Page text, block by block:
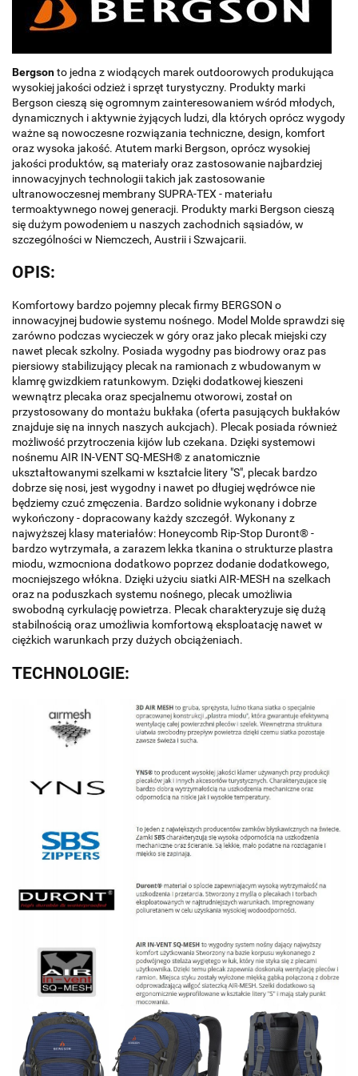
Bergsonto jedna z wiodących marek outdoorowych produkująca
wysokiej jakości odzież i sprzęt turystyczny. Produkty marki
Bergson cieszą się ogromnym zainteresowaniem wśród młodych,
dynamicznych i aktywnie żyjących ludzi, dla których oprócz wygody
ważne są nowoczesne rozwiązania techniczne, design, komfort
oraz wysoka jakość. Atutem marki Bergson, oprócz wysokiej
jakości produktów, są materiały oraz zastosowanie najbardziej
innowacyjnych technologii takich jak zastosowanie
ultranowoczesnej membrany SUPRA-TEX - materiału
termoaktywnego nowej generacji. Produkty marki Bergson cieszą
się dużym powodeniem u naszych zachodnich sąsiadów, w
szczególności w Niemczech, Austrii i Szwajcarii.
OPIS:
Komfortowy bardzo pojemny plecak firmy BERGSON o
innowacyjnej budowie systemu nośnego. Model Molde sprawdzi się
zarówno podczas wycieczek w góry oraz jako plecak miejski czy
nawet plecak szkolny. Posiada wygodny pas biodrowy oraz pas
piersiowy stabilizujący plecak na ramionach z wbudowanym w
klamrę gwizdkiem ratunkowym. Dzięki dodatkowej kieszeni
wewnątrz plecaka oraz specjalnemu otworowi, został on
przystosowany do montażu bukłaka (oferta pasujących bukłaków
znajduje się na innych naszych aukcjach). Plecak posiada również
możliwość przytroczenia kijów lub czekana. Dzięki systemowi
nośnemu AIR IN-VENT SQ-MESH® z anatomicznie
ukształtowanymi szelkami w kształcie litery "S", plecak bardzo
dobrze się nosi, jest wygodny i nawet po długiej wędrówce nie
będziemy czuć zmęczenia. Bardzo solidnie wykonany i dobrze
wykończony - dopracowany każdy szczegół. Wykonany z
najwyższej klasy materiałów: Honeycomb Rip-Stop Duront® -
bardzo wytrzymała, a zarazem lekka tkanina o strukturze plastra
miodu, wzmocniona dodatkowo poprzez dodanie dodatkowego,
mocniejszego włókna. Dzięki użyciu siatki AIR-MESH na szelkach
oraz na poduszkach systemu nośnego, plecak umożliwia
swobodną cyrkulację powietrza. Plecak charakteryzuje się dużą
stabilnością oraz umożliwia komfortową eksploatację nawet w
ciężkich warunkach przy dużych obciążeniach.
TECHNOLOGIE: